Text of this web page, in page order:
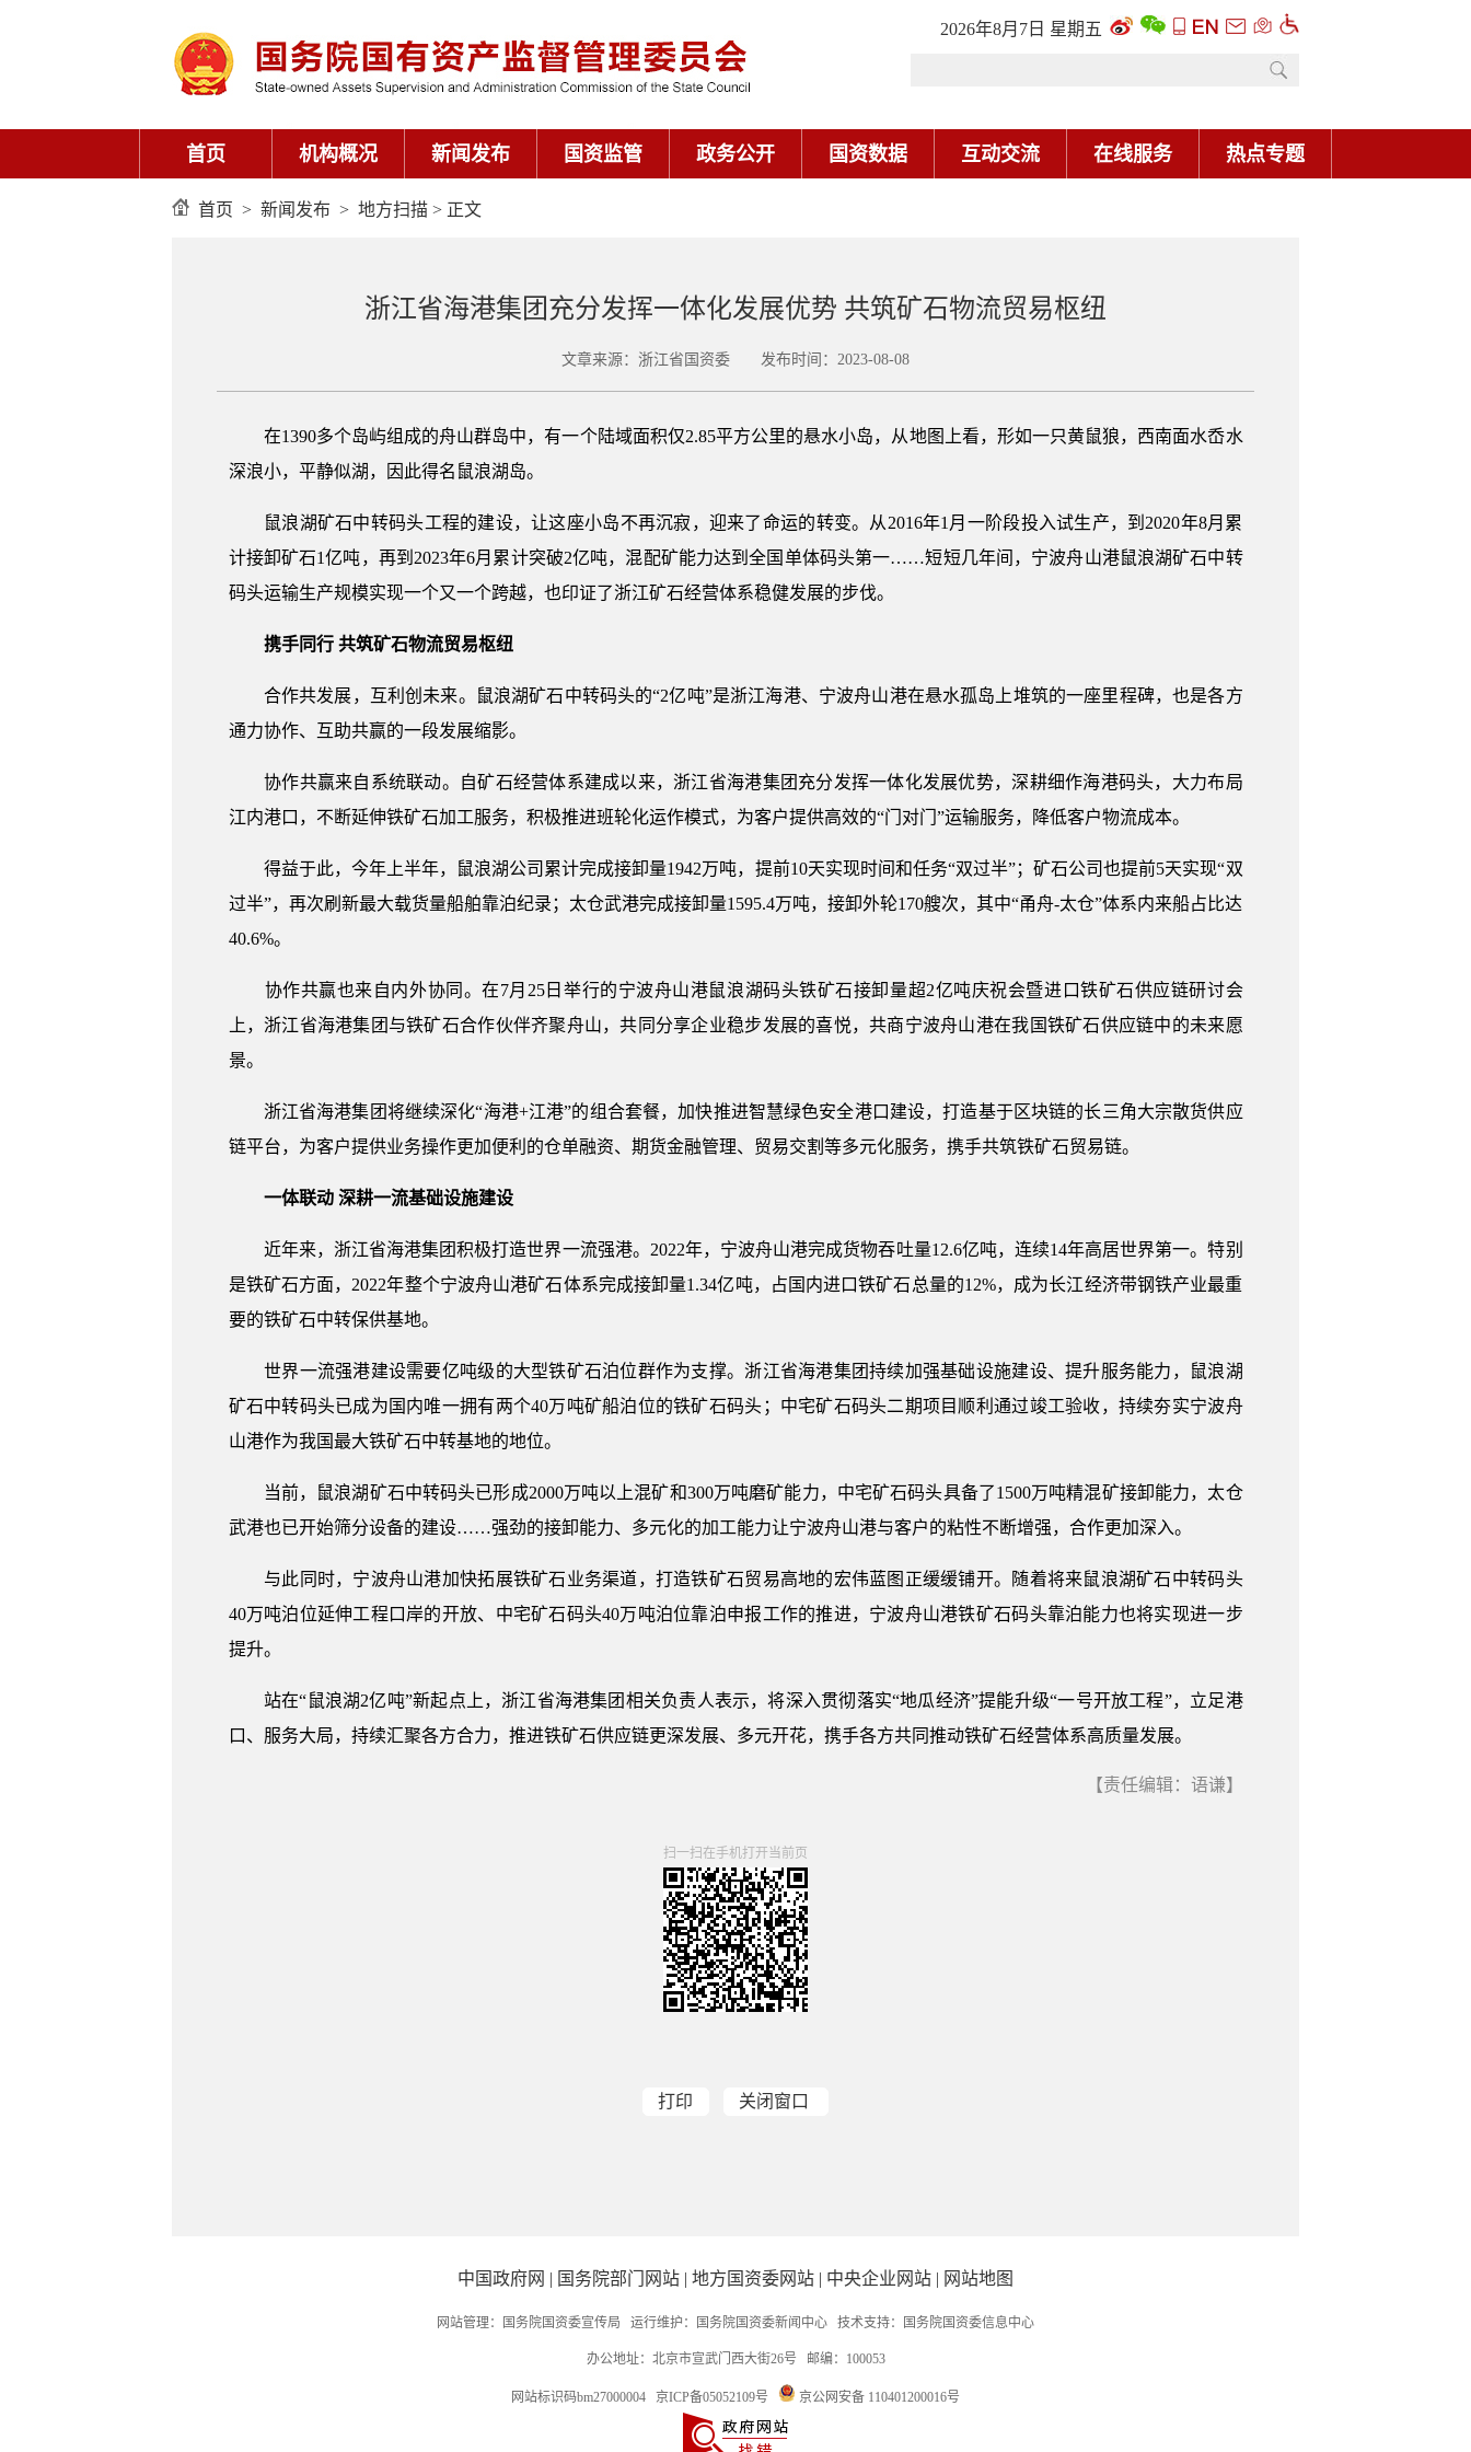
2026年8月7日 星期五
首页 机构概况 新闻发布 国资监管 政务公开 国资数据 互动交流 在线服务 热点专题
首页 > 新闻发布 > 地方扫描 > 正文
浙江省海港集团充分发挥一体化发展优势 共筑矿石物流贸易枢纽
文章来源：浙江省国资委 发布时间：2023-08-08
在1390多个岛屿组成的舟山群岛中，有一个陆域面积仅2.85平方公里的悬水小岛，从地图上看，形如一只黄鼠狼，西南面水岙水
深浪小，平静似湖，因此得名鼠浪湖岛。
鼠浪湖矿石中转码头工程的建设，让这座小岛不再沉寂，迎来了命运的转变。从2016年1月一阶段投入试生产，到2020年8月累
计接卸矿石1亿吨，再到2023年6月累计突破2亿吨，混配矿能力达到全国单体码头第一……短短几年间，宁波舟山港鼠浪湖矿石中转
码头运输生产规模实现一个又一个跨越，也印证了浙江矿石经营体系稳健发展的步伐。
携手同行 共筑矿石物流贸易枢纽
合作共发展，互利创未来。鼠浪湖矿石中转码头的“2亿吨”是浙江海港、宁波舟山港在悬水孤岛上堆筑的一座里程碑，也是各方
通力协作、互助共赢的一段发展缩影。
协作共赢来自系统联动。自矿石经营体系建成以来，浙江省海港集团充分发挥一体化发展优势，深耕细作海港码头，大力布局
江内港口，不断延伸铁矿石加工服务，积极推进班轮化运作模式，为客户提供高效的“门对门”运输服务，降低客户物流成本。
得益于此，今年上半年，鼠浪湖公司累计完成接卸量1942万吨，提前10天实现时间和任务“双过半”；矿石公司也提前5天实现“双
过半”，再次刷新最大载货量船舶靠泊纪录；太仓武港完成接卸量1595.4万吨，接卸外轮170艘次，其中“甬舟-太仓”体系内来船占比达
40.6%。
协作共赢也来自内外协同。在7月25日举行的宁波舟山港鼠浪湖码头铁矿石接卸量超2亿吨庆祝会暨进口铁矿石供应链研讨会
上，浙江省海港集团与铁矿石合作伙伴齐聚舟山，共同分享企业稳步发展的喜悦，共商宁波舟山港在我国铁矿石供应链中的未来愿
景。
浙江省海港集团将继续深化“海港+江港”的组合套餐，加快推进智慧绿色安全港口建设，打造基于区块链的长三角大宗散货供应
链平台，为客户提供业务操作更加便利的仓单融资、期货金融管理、贸易交割等多元化服务，携手共筑铁矿石贸易链。
一体联动 深耕一流基础设施建设
近年来，浙江省海港集团积极打造世界一流强港。2022年，宁波舟山港完成货物吞吐量12.6亿吨，连续14年高居世界第一。特别
是铁矿石方面，2022年整个宁波舟山港矿石体系完成接卸量1.34亿吨，占国内进口铁矿石总量的12%，成为长江经济带钢铁产业最重
要的铁矿石中转保供基地。
世界一流强港建设需要亿吨级的大型铁矿石泊位群作为支撑。浙江省海港集团持续加强基础设施建设、提升服务能力，鼠浪湖
矿石中转码头已成为国内唯一拥有两个40万吨矿船泊位的铁矿石码头；中宅矿石码头二期项目顺利通过竣工验收，持续夯实宁波舟
山港作为我国最大铁矿石中转基地的地位。
当前，鼠浪湖矿石中转码头已形成2000万吨以上混矿和300万吨磨矿能力，中宅矿石码头具备了1500万吨精混矿接卸能力，太仓
武港也已开始筛分设备的建设……强劲的接卸能力、多元化的加工能力让宁波舟山港与客户的粘性不断增强，合作更加深入。
与此同时，宁波舟山港加快拓展铁矿石业务渠道，打造铁矿石贸易高地的宏伟蓝图正缓缓铺开。随着将来鼠浪湖矿石中转码头
40万吨泊位延伸工程口岸的开放、中宅矿石码头40万吨泊位靠泊申报工作的推进，宁波舟山港铁矿石码头靠泊能力也将实现进一步
提升。
站在“鼠浪湖2亿吨”新起点上，浙江省海港集团相关负责人表示，将深入贯彻落实“地瓜经济”提能升级“一号开放工程”，立足港
口、服务大局，持续汇聚各方合力，推进铁矿石供应链更深发展、多元开花，携手各方共同推动铁矿石经营体系高质量发展。
【责任编辑：语谦】
扫一扫在手机打开当前页
打印 关闭窗口